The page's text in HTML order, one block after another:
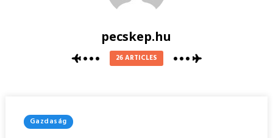
pecskep.hu
26 ARTICLES
Posted
In
Gazdaság